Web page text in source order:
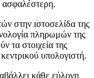
ασφαλέστερη.
στην ιστοσελίδα της
πληρωμών της
τα στοιχεία της
υπολογιστή.
κάθε εύλογη